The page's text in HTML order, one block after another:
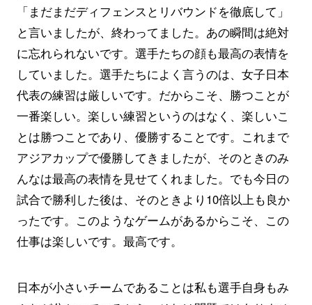
「まだまだディフェンスとリバウンドを徹底して」
と言いましたが、終わってました。あの瞬間は絶対
に忘れられないです。選手たちの顔も最高の表情を
していました。選手たちによく言うのは、女子日本
代表の練習は厳しいです。だからこそ、勝つことが
一番楽しい。楽しい練習というのはなく、楽しいこ
とは勝つことであり、優勝することです。これまで
アジアカップで優勝してきましたが、そのときのみ
んなは最高の表情を見せてくれました。でも今日の
試合で勝利した後は、そのときより10倍以上も良か
ったです。このようなゲームがあるからこそ、この
仕事は楽しいです。最高です。
日本が小さいチームであることは私も選手自身もみ